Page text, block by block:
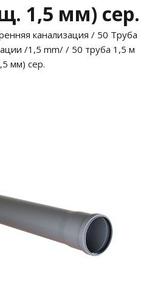
1,5 мм) сер.
канализация / 50 Труба
/1,5 mm/ / 50 труба 1,5 м
мм) сер.